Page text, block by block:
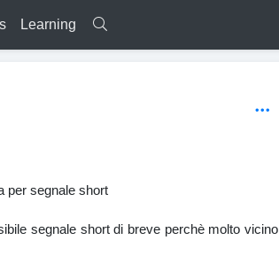
Learning
per segnale short
segnale short di breve perchè molto vicino